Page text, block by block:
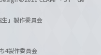
」製作委員会
4製作委員会